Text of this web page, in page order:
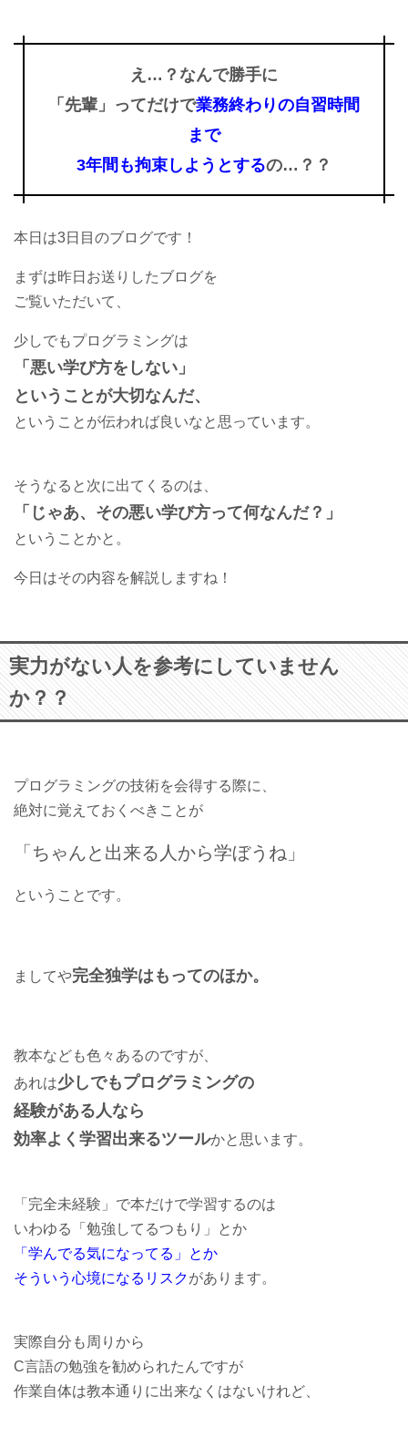
え…？なんで勝手に
「先輩」ってだけで業務終わりの自習時間
まで
3年間も拘束しようとするの…？？
本日は3日目のブログです！
まずは昨日お送りしたブログを
ご覧いただいて、
少しでもプログラミングは
「悪い学び方をしない」
ということが大切なんだ、
ということが伝われば良いなと思っています。
そうなると次に出てくるのは、
「じゃあ、その悪い学び方って何なんだ？」
ということかと。
今日はその内容を解説しますね！
実力がない人を参考にしていません
か？？
プログラミングの技術を会得する際に、
絶対に覚えておくべきことが
「ちゃんと出来る人から学ぼうね」
ということです。
ましてや完全独学はもってのほか。
教本なども色々あるのですが、
あれは少しでもプログラミングの
経験がある人なら
効率よく学習出来るツールかと思います。
「完全未経験」で本だけで学習するのは
いわゆる「勉強してるつもり」とか
「学んでる気になってる」とか
そういう心境になるリスクがあります。
実際自分も周りから
C言語の勉強を勧められたんですが
作業自体は教本通りに出来なくはないけれど、